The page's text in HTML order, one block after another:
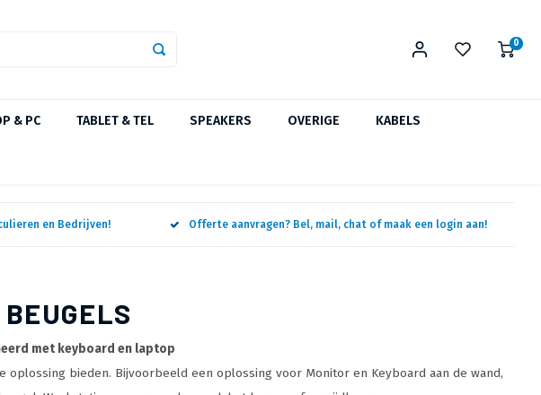
0
& PC TABLET & TEL SPEAKERS OVERIGE KABELS
en Bedrijven! Offerte aanvragen? Bel, mail, chat of maak een login aan!
met keyboard en laptop
oplossing bieden. Bijvoorbeeld een oplossing voor Monitor en Keyboard aan de wand,